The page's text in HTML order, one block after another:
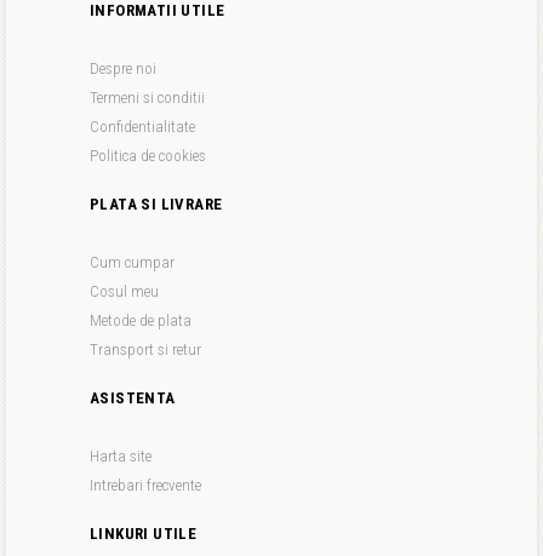
INFORMATII UTILE
Despre noi
Termeni si conditii
Confidentialitate
Politica de cookies
PLATA SI LIVRARE
Cum cumpar
Cosul meu
Metode de plata
Transport si retur
ASISTENTA
Harta site
Intrebari frecvente
LINKURI UTILE